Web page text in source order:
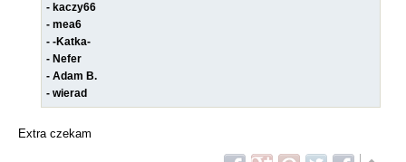
- kaczy66
- mea6
- -Katka-
- Nefer
- Adam B.
- wierad
Extra czekam